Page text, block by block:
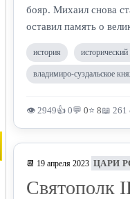
бояр. Михаил снова
оставил память о
история
владимиро-суздальское
👁 2949👍 0💬 0⭐ 8📖 261
📆 19 апреля 2023 ЦАРИ
Святополк